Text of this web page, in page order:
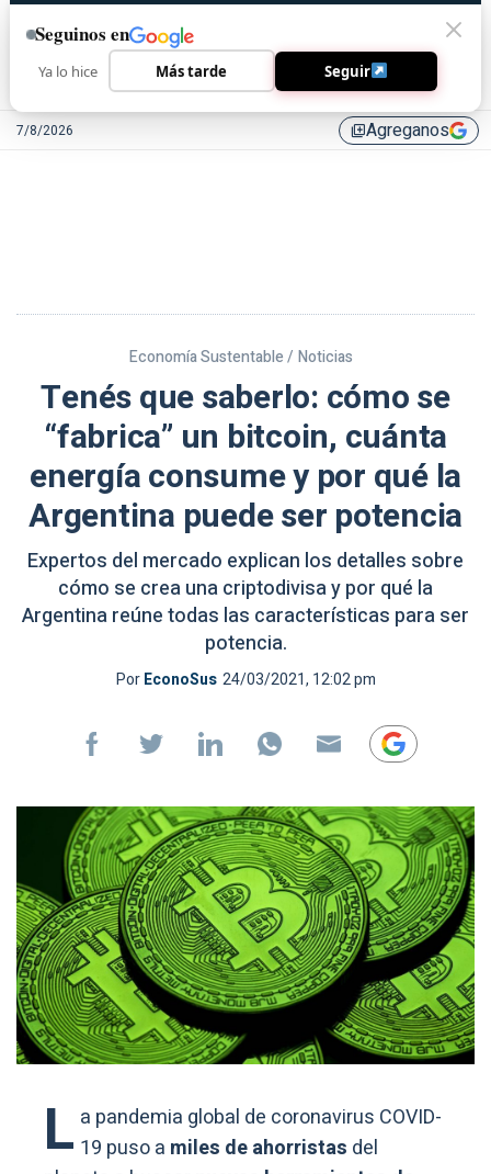
7/8/2026 library_addAgreganos
Economía Sustentable / Noticias
Tenés que saberlo: cómo se
“fabrica” un bitcoin, cuánta
energía consume y por qué la
Argentina puede ser potencia
Expertos del mercado explican los detalles sobre
cómo se crea una criptodivisa y por qué la
Argentina reúne todas las características para ser
potencia.
PorEconoSus 24/03/2021, 12:02 pm
L a pandemia global de coronavirus COVID-
19 puso a miles de ahorristas del
Seguinos en
Ya lo hice Más tarde Seguir